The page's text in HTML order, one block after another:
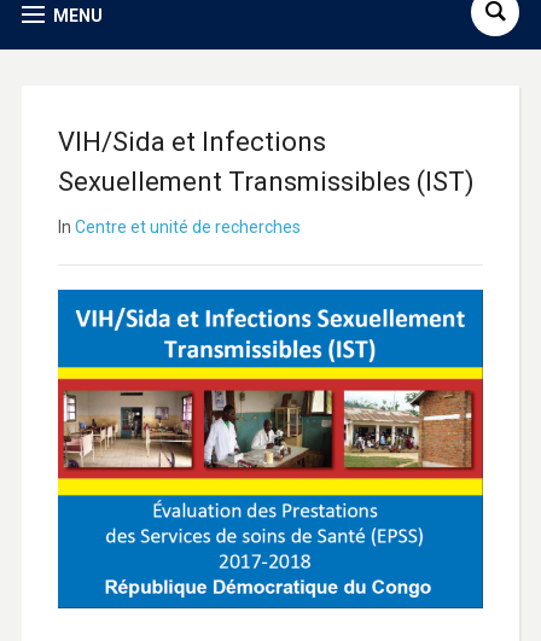
MENU
VIH/Sida et Infections
Sexuellement Transmissibles (IST)
In Centre et unité de recherches